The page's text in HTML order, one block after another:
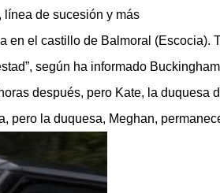
el castillo de Balmoral (Escocia).
según ha informado
después, pero Kate, la duquesa
pero la duquesa, Meghan,